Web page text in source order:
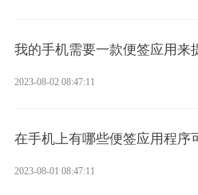
我的手机需要一款便签应用来
2023-08-02 08:47:11
在手机上有哪些便签应用程序
2023-08-01 08:47:11